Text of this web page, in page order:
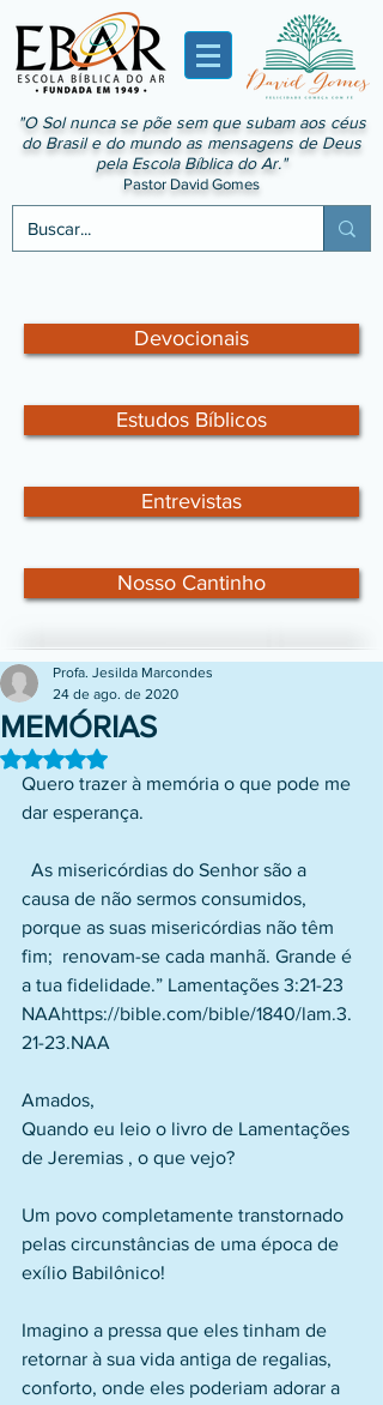
"O Sol nunca se põe sem que subam aos céus
do Brasil e do mundo as mensagens de Deus
pela Escola Bíblica do Ar."
Pastor David Gomes
Devocionais
Estudos Bíblicos
Entrevistas
Nosso Cantinho
MEMÓRIAS
Profa. Jesilda Marcondes
24 de ago. de 2020
Avaliado com NaN de 5 estrelas.
Quero trazer à memória o que pode me
dar esperança.
causa de não sermos consumidos,
porque as suas misericórdias não têm
fim;  renovam-se cada manhã. Grande é
a tua fidelidade.” Lamentações 3:21-23
NAAhttps://bible.com/bible/1840/lam.3.
21-23.NAA
Amados,
Quando eu leio o livro de Lamentações
de Jeremias , o que vejo?
Um povo completamente transtornado
pelas circunstâncias de uma época de
exílio Babilônico!
Imagino a pressa que eles tinham de
retornar à sua vida antiga de regalias,
conforto, onde eles poderiam adorar a